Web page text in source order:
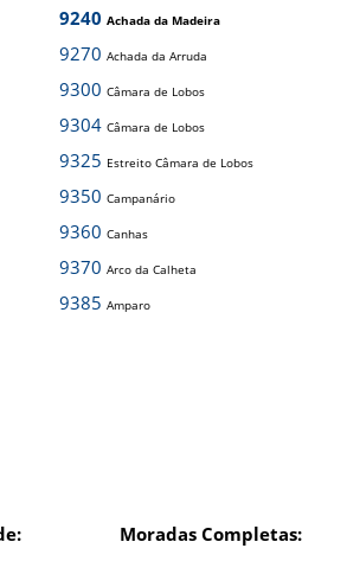
9240 Achada da Madeira
9270 Achada da Arruda
9300 Câmara de Lobos
9304 Câmara de Lobos
9325 Estreito Câmara de Lobos
9350 Campanário
9360 Canhas
9370 Arco da Calheta
9385 Amparo
Moradas Completas: